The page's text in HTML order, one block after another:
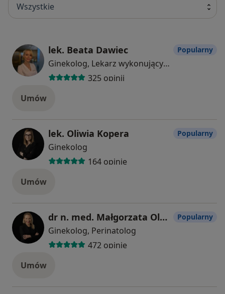
Wszystkie
lek. Beata Dawiec
Ginekolog, Lekarz wykonujący zabiegi medycyny estetycznej
325 opinii
Popularny
Umów
lek. Oliwia Kopera
Ginekolog
164 opinie
Popularny
Umów
dr n. med. Małgorzata Olesiak- Andryszczak
Ginekolog, Perinatolog
472 opinie
Popularny
Umów